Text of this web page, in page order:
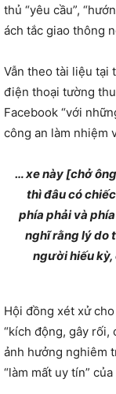
thủ “yêu cầu”,
ách tắc giao thông
Vẫn theo tài liệu tại
điện thoại tường
Facebook “với
công an làm nhiệm
… xe này [chở
thì đâu có
phía phải và
nghĩ rằng lý do
người hiếu kỳ,
Hội đồng xét xử
“kích động, gây rối,
ảnh hưởng nghiêm
“làm mất uy tín”